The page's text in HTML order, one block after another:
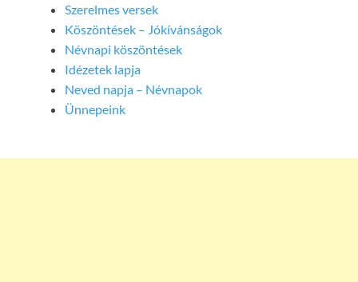
Szerelmes versek
Köszöntések – Jókívánságok
Névnapi köszöntések
Idézetek lapja
Neved napja – Névnapok
Ünnepeink